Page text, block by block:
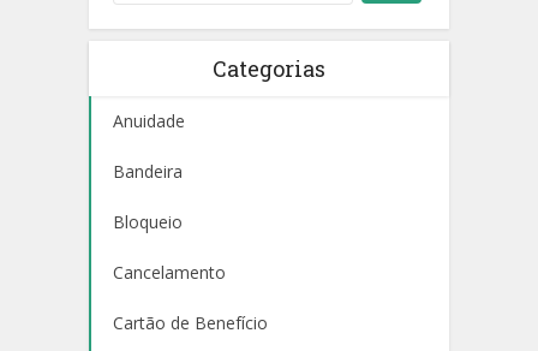
Categorias
Anuidade
Bandeira
Bloqueio
Cancelamento
Cartão de Benefício